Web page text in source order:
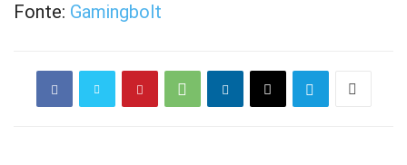
Fonte: Gamingbolt